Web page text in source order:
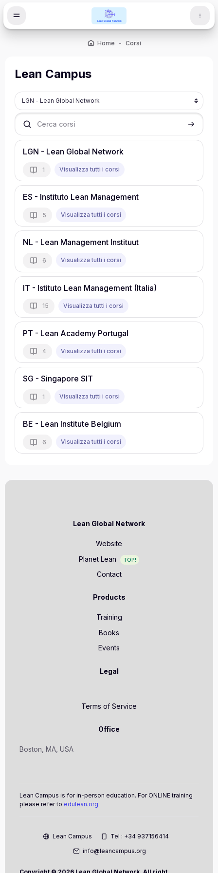
Home Corsi
Lean Campus
Categorie di corso
Cerca corsi Cerca
LGN - Lean Global Network
1 Visualizza tutti i corsi
ES - Instituto Lean Management
5 Visualizza tutti i corsi
NL - Lean Management Instituut
6 Visualizza tutti i corsi
IT - Istituto Lean Management (Italia)
15 Visualizza tutti i corsi
PT - Lean Academy Portugal
4 Visualizza tutti i corsi
SG - Singapore SIT
1 Visualizza tutti i corsi
BE - Lean Institute Belgium
6 Visualizza tutti i corsi
Lean Global Network
Website
Planet Lean
TOP!
Contact
Products
Training
Books
Events
Legal
Terms of Service
Office
Boston, MA, USA
Lean Campus is for in-person education. For ONLINE training
please refer to edulean.org
Lean Campus
Tel : +34 937156414
info@leancampus.org